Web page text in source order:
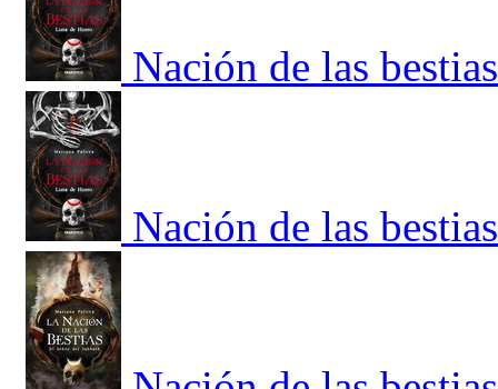
Nación de las
Nación de las